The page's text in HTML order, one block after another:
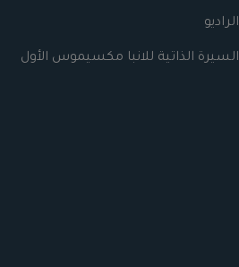
الراديو
السيرة الذاتية للانبا مكسيموس الأول